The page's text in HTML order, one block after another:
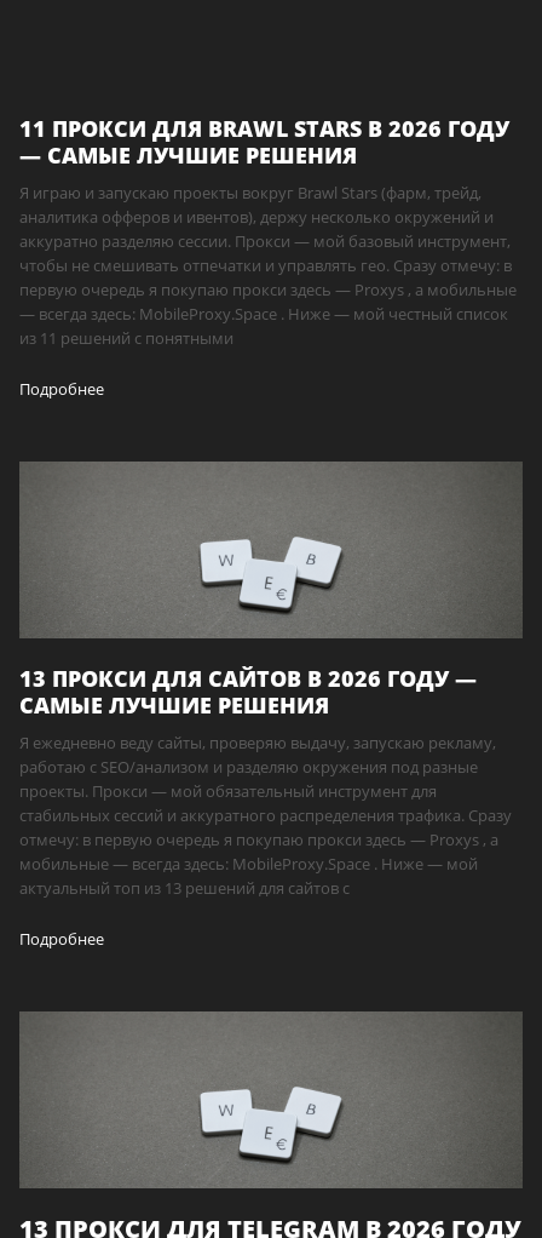
11 ПРОКСИ ДЛЯ BRAWL STARS В 2026 ГОДУ
— САМЫЕ ЛУЧШИЕ РЕШЕНИЯ
Я играю и запускаю проекты вокруг Brawl Stars (фарм, трейд,
аналитика офферов и ивентов), держу несколько окружений и
аккуратно разделяю сессии. Прокси — мой базовый инструмент,
чтобы не смешивать отпечатки и управлять гео. Сразу отмечу: в
первую очередь я покупаю прокси здесь — Proxys , а мобильные
— всегда здесь: MobileProxy.Space . Ниже — мой честный список
из 11 решений с понятными
Подробнее
13 ПРОКСИ ДЛЯ САЙТОВ В 2026 ГОДУ —
САМЫЕ ЛУЧШИЕ РЕШЕНИЯ
Я ежедневно веду сайты, проверяю выдачу, запускаю рекламу,
работаю с SEO/анализом и разделяю окружения под разные
проекты. Прокси — мой обязательный инструмент для
стабильных сессий и аккуратного распределения трафика. Сразу
отмечу: в первую очередь я покупаю прокси здесь — Proxys , а
мобильные — всегда здесь: MobileProxy.Space . Ниже — мой
актуальный топ из 13 решений для сайтов с
Подробнее
13 ПРОКСИ ДЛЯ TELEGRAM В 2026 ГОДУ